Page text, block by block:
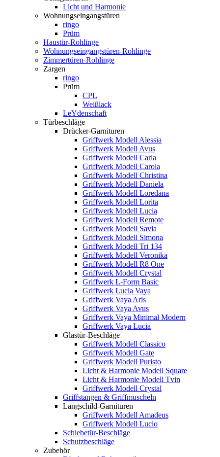
Licht und Harmonie
Wohnungseingangstüren
ringo
Prüm
Haustür-Rohlinge
Wohnungseingangstüren-Rohlinge
Zimmertüren-Rohlinge
Zargen
ringo
Prüm
CPL
Weißlack
LeYdenschaft
Türbeschläge
Drücker-Garnituren
Griffwerk Modell Alessia
Griffwerk Modell Avus
Griffwerk Modell Carla
Griffwerk Modell Carola
Griffwerk Modell Christina
Griffwerk Modell Daniela
Griffwerk Modell Loredana
Griffwerk Modell Lorita
Griffwerk Modell Lucia
Griffwerk Modell Remote
Griffwerk Modell Savia
Griffwerk Modell Simona
Griffwerk Modell Tri 134
Griffwerk Modell Veronika
Griffwerk Modell R8 One
Griffwerk Modell Crystal
Griffwerk L-Form Basic
Griffwerk Lucia Vaya
Griffwerk Vaya Aris
Griffwerk Vaya Avus
Griffwerk Vaya Minimal Modern
Griffwerk Vaya Lucia
Glastür-Beschläge
Griffwerk Modell Classico
Griffwerk Modell Gate
Griffwerk Modell Puristo
Licht & Harmonie Modell Square
Licht & Harmonie Modell Tvin
Griffwerk Modell Crystal
Griffstangen & Griffmuscheln
Langschild-Garnituren
Griffwerk Modell Amadeus
Griffwerk Modell Lucio
Schiebetür-Beschläge
Schutzbeschläge
Zubehör